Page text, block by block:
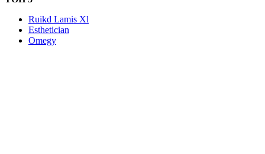
Ruikd Lamis Xl
Esthetician
Omegy